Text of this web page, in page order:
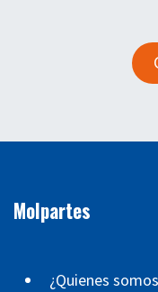
Molpartes
¿Quienes